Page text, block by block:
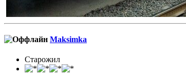
Maksimka
Старожил